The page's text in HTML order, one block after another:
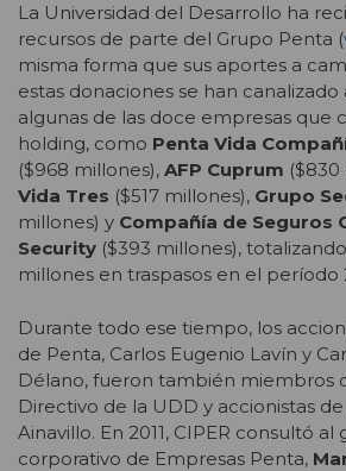
La Universidad del Desarrollo ha
recursos de parte del Grupo Penta (
misma forma que sus aportes a
estas donaciones se han canalizado
algunas de las doce empresas que
holding, como Penta Vida
($968 millones), AFP Cuprum ($830
Vida Tres ($517 millones), Grupo
millones) y Compañía de Seguros
Security ($393 millones),
millones en traspasos en el período
Durante todo ese tiempo, los
de Penta, Carlos Eugenio Lavín y
Délano, fueron también miembros
Directivo de la UDD y accionistas
Ainavillo. En 2011, CIPER consultó
corporativo de Empresas Penta,